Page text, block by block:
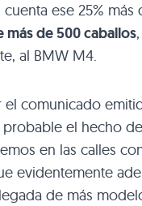
ese 25% más
más de 500 caballos
al BMW M4.
el comunicado
el hecho
en las calles
evidentemente
de más